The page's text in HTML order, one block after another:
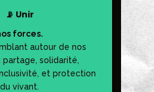
📡 Unir
forces.
autour de nos
solidarité,
et protection
du vivant.